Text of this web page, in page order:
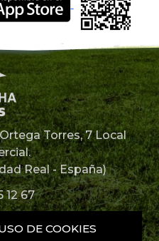
Torres, 7 Local
Real - España)
12 67
52 49DE COOKIES